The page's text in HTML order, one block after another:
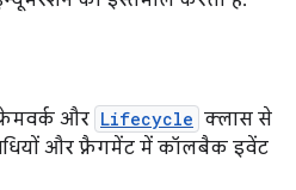
और Lifecycle क्लास से
और फ़्रैगमेंट में कॉलबैक इवेंट